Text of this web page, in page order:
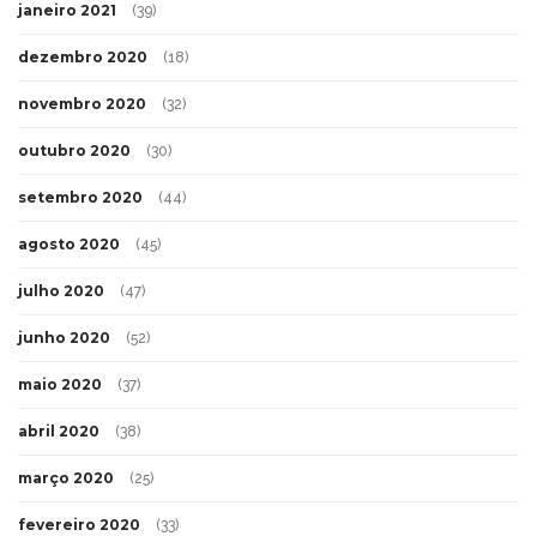
janeiro 2021 (39)
dezembro 2020 (18)
novembro 2020 (32)
outubro 2020 (30)
setembro 2020 (44)
agosto 2020 (45)
julho 2020 (47)
junho 2020 (52)
maio 2020 (37)
abril 2020 (38)
março 2020 (25)
fevereiro 2020 (33)